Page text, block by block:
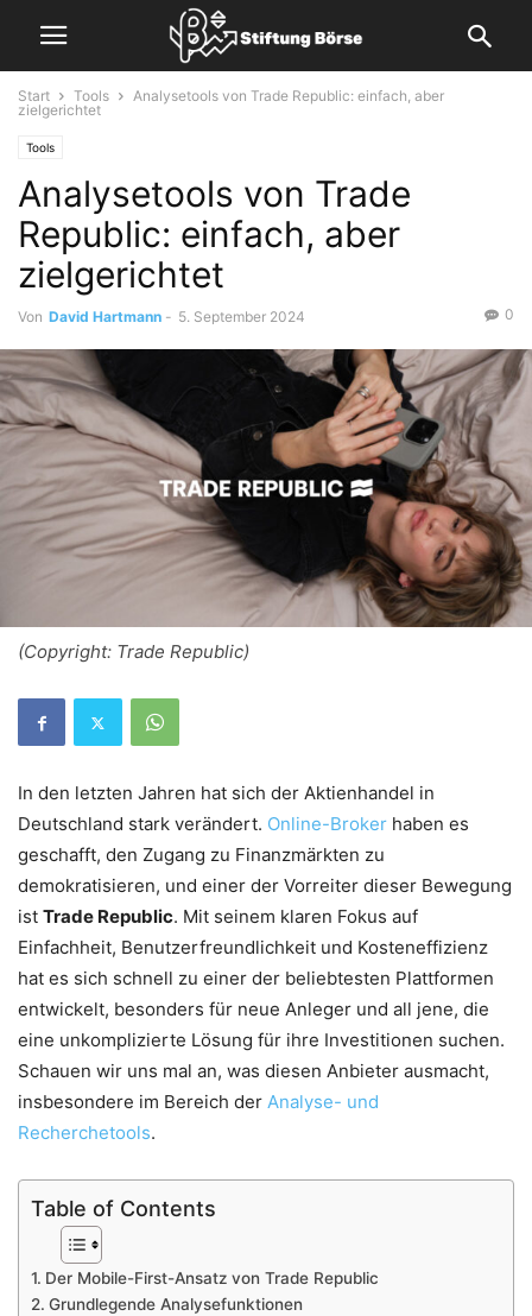
Start Tools
Analysetools von Trade Republic: einfach, aber
zielgerichtet
Tools
Analysetools von Trade
Republic: einfach, aber
zielgerichtet
Von David Hartmann - 5. September 2024 0
(Copyright: Trade Republic)
In den letzten Jahren hat sich der Aktienhandel in
Deutschland stark verändert. Online-Broker haben es
geschafft, den Zugang zu Finanzmärkten zu
demokratisieren, und einer der Vorreiter dieser Bewegung
ist Trade Republic. Mit seinem klaren Fokus auf
Einfachheit, Benutzerfreundlichkeit und Kosteneffizienz
hat es sich schnell zu einer der beliebtesten Plattformen
entwickelt, besonders für neue Anleger und all jene, die
eine unkomplizierte Lösung für ihre Investitionen suchen.
Schauen wir uns mal an, was diesen Anbieter ausmacht,
insbesondere im Bereich der Analyse- und
Recherchetools.
Table of Contents
Der Mobile-First-Ansatz von Trade Republic
Grundlegende Analysefunktionen